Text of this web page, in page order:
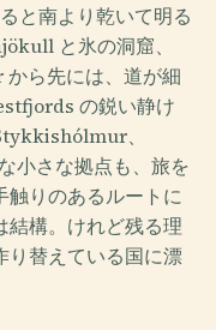
と南より乾いて明る
と氷の洞窟、
ら先には、道が細
の鋭い静け
、
小さな拠点も、旅を
触りのあるルートに
結構。けれど残る理
り替えている国に漂